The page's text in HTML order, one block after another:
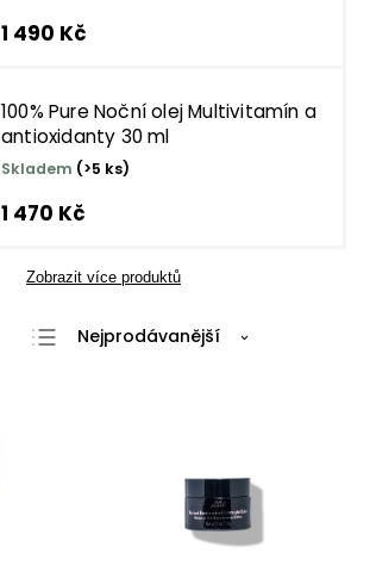
1 490 Kč
100% Pure Noční olej Multivitamín a
antioxidanty 30 ml
Skladem (>5 ks)
1 470 Kč
Zobrazit více produktů
Nejprodávanější